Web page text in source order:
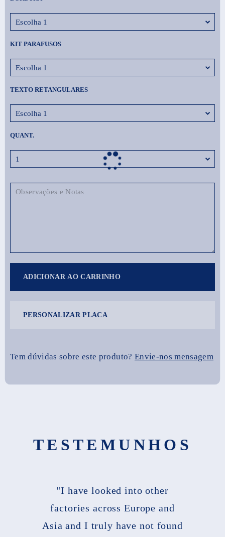
KIT PARAFUSOS
TEXTO RETANGULARES
QUANT.
ADICIONAR AO CARRINHO
PERSONALIZAR PLACA
Tem dúvidas sobre este produto? Envie-nos mensagem
TESTEMUNHOS
"I have looked into other
factories across Europe and
Asia and I truly have not found